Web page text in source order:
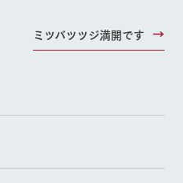
ミツバツツジ満開です